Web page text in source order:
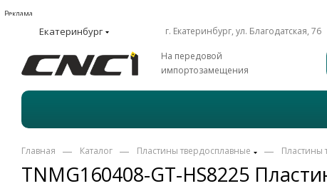
Реклама
Екатеринбург г. Екатеринбург, ул. Благодатская, 76
На передовой
импортозамещения
TNMG160408-GT-HS8225
Главная — Каталог — Пластины твердосплавные — Пластины